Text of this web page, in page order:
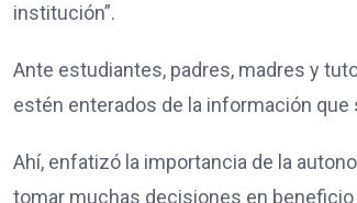
institución”.
Ante estudiantes, padres, madres y
estén enterados de la información que
Ahí, enfatizó la importancia de la
tomar muchas decisiones en beneficio